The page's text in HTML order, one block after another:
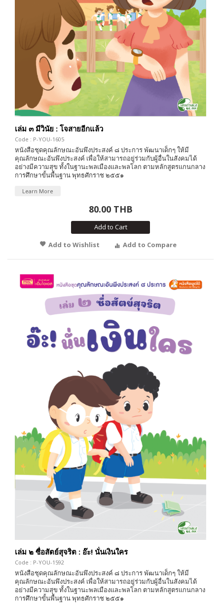
เล่ม ๓ มีวินัย : โจสายอีกแล้ว
Code : P-YOU-1605
หนังสือชุดคุณลักษณะอันพึงประสงค์ ๘ ประการ พัฒนาเด็กๆ ให้มี
คุณลักษณะอันพึงประสงค์ เพื่อให้สามารถอยู่ร่วมกับผู้อื่นในสังคมได้
อย่างมีความสุข ทั้งในฐานะพลเมืองและพลโลก ตามหลักสูตรแกนกลาง
การศึกษาขั้นพื้นฐาน พุทธศักราช ๒๕๕๑
Learn More
80.00 THB
Add to Cart
Add to Wishlist
Add to Compare
เล่ม ๒ ซื่อสัตย์สุจริต : อ๊ะ! นั่นเงินใคร
Code : P-YOU-1592
หนังสือชุดคุณลักษณะอันพึงประสงค์ ๘ ประการ พัฒนาเด็กๆ ให้มี
คุณลักษณะอันพึงประสงค์ เพื่อให้สามารถอยู่ร่วมกับผู้อื่นในสังคมได้
อย่างมีความสุข ทั้งในฐานะพลเมืองและพลโลก ตามหลักสูตรแกนกลาง
การศึกษาขั้นพื้นฐาน พุทธศักราช ๒๕๕๑